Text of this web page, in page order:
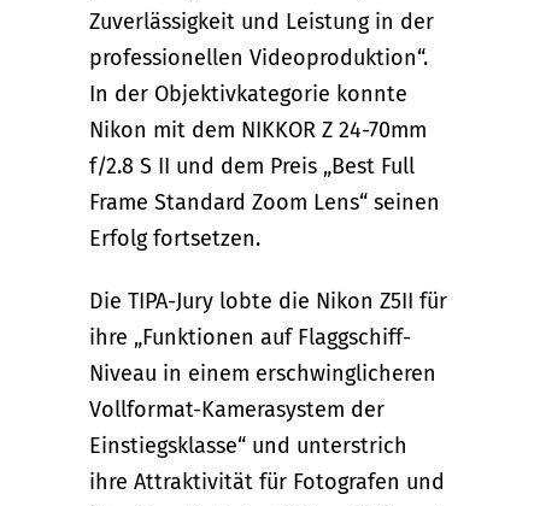
Zuverlässigkeit und Leistung in der
professionellen Videoproduktion“.
In der Objektivkategorie konnte
Nikon mit dem NIKKOR Z 24-70mm
f/2.8 S II und dem Preis „Best Full
Frame Standard Zoom Lens“ seinen
Erfolg fortsetzen.
Die TIPA-Jury lobte die Nikon Z5II für
ihre „Funktionen auf Flaggschiff-
Niveau in einem erschwinglicheren
Vollformat-Kamerasystem der
Einstiegsklasse“ und unterstrich
ihre Attraktivität für Fotografen und